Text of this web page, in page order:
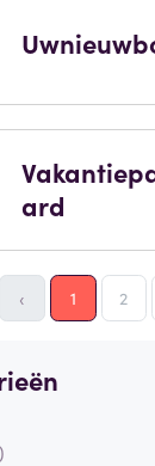
ard
‹ 1 2